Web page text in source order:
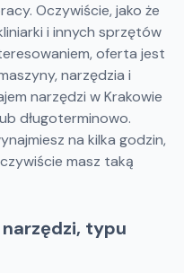
Oczywiście, jako że
i innych sprzętów
oferta jest
narzędzia i
narzędzi w Krakowie
długoterminowo.
na kilka godzin,
masz taką
typu